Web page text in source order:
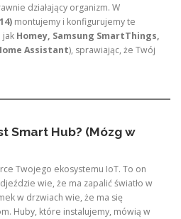
działający organizm. W
montujemy i konfigurujemy te
jak Homey, Samsung SmartThings,
Assistant), sprawiając, że Twój
Smart Hub? (Mózg w
Twojego ekosystemu IoT. To on
wie, że ma zapalić światło w
w drzwiach wie, że ma się
Huby, które instalujemy, mówią w